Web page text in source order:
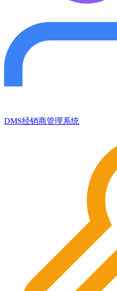
DMS经销商管理系统